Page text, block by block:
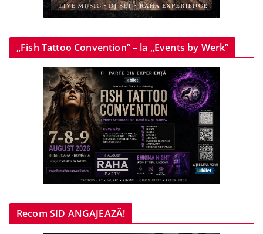
„Fish Tattoo Convention” – la „Events by Werk”
Recom SID ANGAJEAZĂ!